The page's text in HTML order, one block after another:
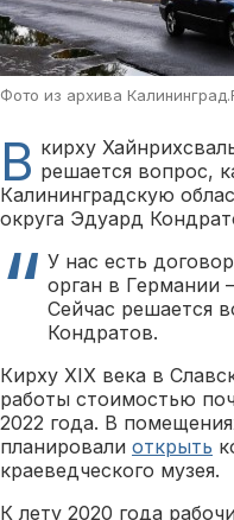
Фото из архива
В кирху
решается вопрос,
Калининградскую
округа Эдуард
У нас есть
орган в Германии
Сейчас решается
Кондратов.
Кирху XIX века в
работы стоимостью
2022 года. В
планировали открыть
краеведческого музея.
К лету 2020 года